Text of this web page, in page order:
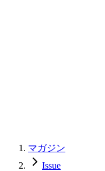
マガジン
Issue